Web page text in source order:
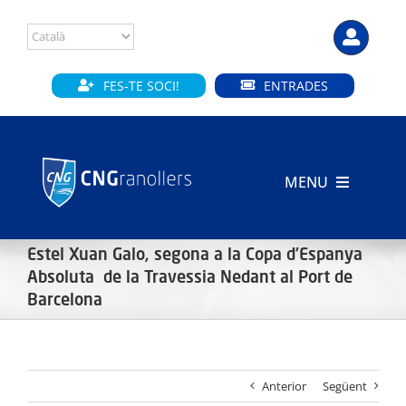
content
FES-TE SOCI! ENTRADES
MENU
CLUB
INSTAL·LACIONS
Estel Xuan Galo, segona a la Copa d’Espanya
Absoluta de la Travessia Nedant al Port de
Barcelona
Anterior Següent